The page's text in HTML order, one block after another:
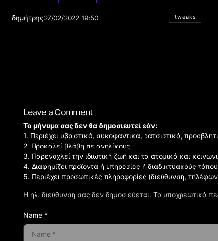
δημήτρης27/02/2022 19:50 tweaks
Leave a Comment
Η ηλ. διεύθυνση σας δεν δημοσιεύεται. Τα υποχρεωτικά
Το μήνυμα σας δεν θα δημοσιευτεί εάν:
1. Περιέχει υβριστικά, συκοφαντικά, ρατσιστικά,
2. Προκαλεί βλάβη σε ανηλίκους.
3. Παρενοχλεί την ιδιωτική ζωή και τα ατομικά και
4. Διαφημίζει προϊόντα ή υπηρεσίες ή διαδικτυακούς
5. Περιέχει προσωπικές πληροφορίες (διεύθυνση,
Name *